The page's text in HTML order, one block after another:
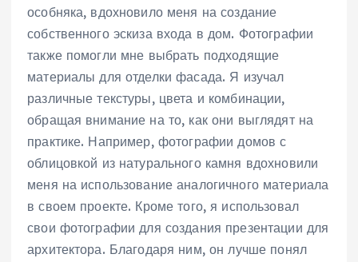
особняка, вдохновило меня на создание
собственного эскиза входа в дом. Фотографии
также помогли мне выбрать подходящие
материалы для отделки фасада. Я изучал
различные текстуры, цвета и комбинации,
обращая внимание на то, как они выглядят на
практике. Например, фотографии домов с
облицовкой из натурального камня вдохновили
меня на использование аналогичного материала
в своем проекте. Кроме того, я использовал
свои фотографии для создания презентации для
архитектора. Благодаря ним, он лучше понял